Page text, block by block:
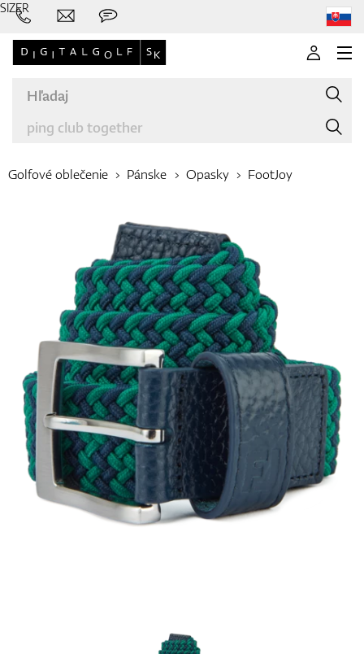
Palice
Oblečenie
Topánky
Rukavice
Golfové oblečenie Pánske Opasky FootJoy
SIZER